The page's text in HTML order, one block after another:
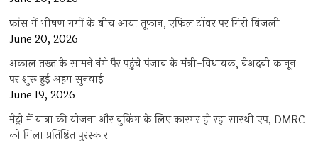
फ्रांस में भीषण गर्मी के बीच आया तूफान, एफिल टॉवर पर गिरी बिजली
June 20, 2026
अकाल तख्त के सामने नंगे पैर पहुंचे पंजाब के मंत्री-विधायक, बेअदबी कानून
पर शुरू हुई अहम सुनवाई
June 19, 2026
मेट्रो में यात्रा की योजना और बुकिंग के लिए कारगर हो रहा सारथी एप, DMRC
को मिला प्रतिष्ठित पुरस्कार